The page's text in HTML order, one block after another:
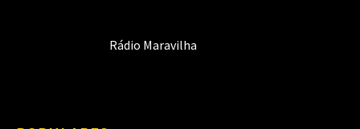
Rádio Maravilha